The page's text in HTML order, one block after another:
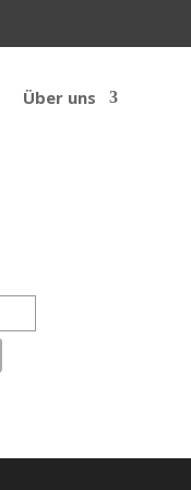
Über uns